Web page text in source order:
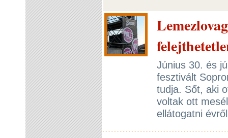
Június 30. és
fesztivált
tudja. Sőt, aki
voltak ott
ellátogatni